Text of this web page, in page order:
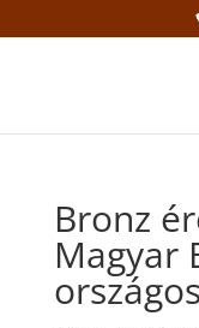
Bronz
Magyar